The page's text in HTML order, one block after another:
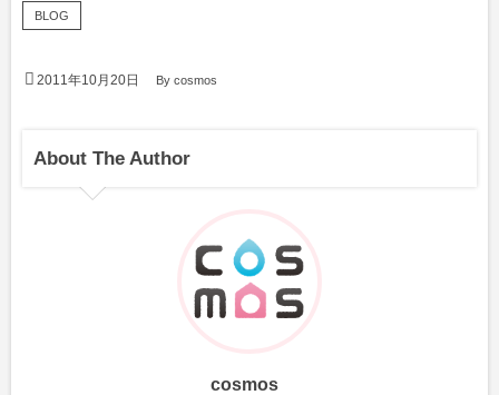
BLOG
2011年10月20日 Bycosmos
About The Author
cosmos